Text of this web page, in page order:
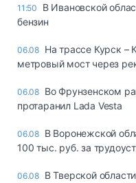
11:50
В Ивановской
бензин
06.08 На трассе Курск –
метровый мост через
06.08 Во Фрунзенском
протаранил Lada Vesta
06.08 В Воронежской
100 тыс. руб. за
06.08 В Тверской